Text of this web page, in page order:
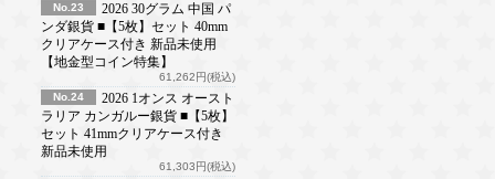
No.23
2026 30グラム 中国 パ
ンダ銀貨 ■【5枚】セット 40mm
クリアケース付き 新品未使用
【地金型コイン特集】
61,262円(税込)
No.24
2026 1オンス オースト
ラリア カンガルー銀貨 ■【5枚】
セット 41mmクリアケース付き
新品未使用
61,303円(税込)